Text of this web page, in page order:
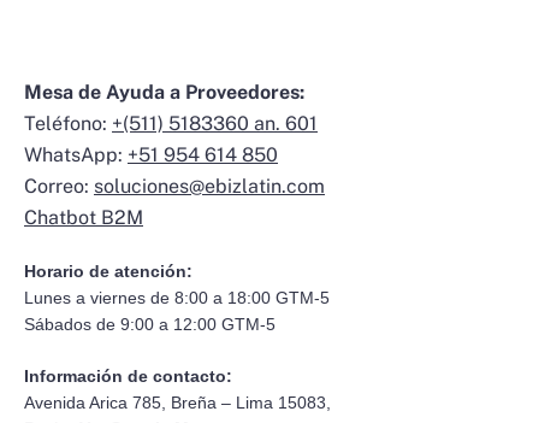
Mesa de Ayuda a Proveedores:
Teléfono: +(511) 5183360 an. 601
WhatsApp: +51 954 614 850
Correo: soluciones@ebizlatin.com
Chatbot B2M
Horario de atención:
Lunes a viernes de 8:00 a 18:00 GTM-5
Sábados de 9:00 a 12:00 GTM-5
Información de contacto:
Avenida Arica 785, Breña – Lima 15083,